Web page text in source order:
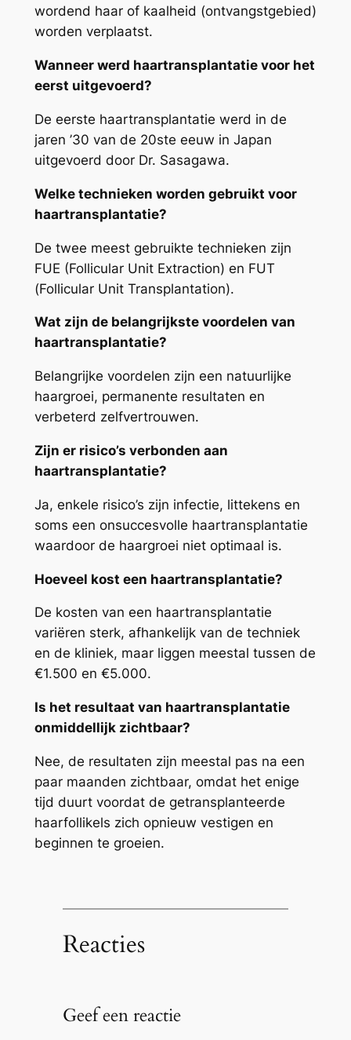
wordend haar of kaalheid (ontvangstgebied)
worden verplaatst.
Wanneer werd haartransplantatie voor het
eerst uitgevoerd?
De eerste haartransplantatie werd in de
jaren ’30 van de 20ste eeuw in Japan
uitgevoerd door Dr. Sasagawa.
Welke technieken worden gebruikt voor
haartransplantatie?
De twee meest gebruikte technieken zijn
FUE (Follicular Unit Extraction) en FUT
(Follicular Unit Transplantation).
Wat zijn de belangrijkste voordelen van
haartransplantatie?
Belangrijke voordelen zijn een natuurlijke
haargroei, permanente resultaten en
verbeterd zelfvertrouwen.
Zijn er risico’s verbonden aan
haartransplantatie?
Ja, enkele risico’s zijn infectie, littekens en
soms een onsuccesvolle haartransplantatie
waardoor de haargroei niet optimaal is.
Hoeveel kost een haartransplantatie?
De kosten van een haartransplantatie
variëren sterk, afhankelijk van de techniek
en de kliniek, maar liggen meestal tussen de
€1.500 en €5.000.
Is het resultaat van haartransplantatie
onmiddellijk zichtbaar?
Nee, de resultaten zijn meestal pas na een
paar maanden zichtbaar, omdat het enige
tijd duurt voordat de getransplanteerde
haarfollikels zich opnieuw vestigen en
beginnen te groeien.
Reacties
Geef een reactie